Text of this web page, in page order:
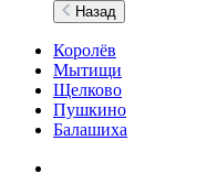
Назад
Королёв
Мытищи
Щелково
Пушкино
Балашиха